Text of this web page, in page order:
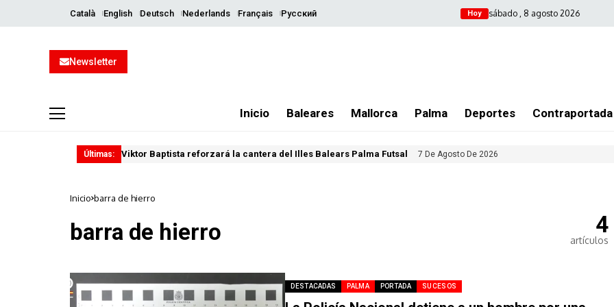
Català English Deutsch Nederlands Français Русский Hoy sábado , 8 agosto 2026
Newsletter
Inicio Baleares Mallorca Palma Deportes Contraportada
Últimas: Viktor Baptista reforzará la cantera del Illes Balears Palma Futsal 7 De Agosto De 2026
Inicio barra de hierro
barra de hierro 4
artículos
DESTACADAS PALMA PORTADA SUCESOS